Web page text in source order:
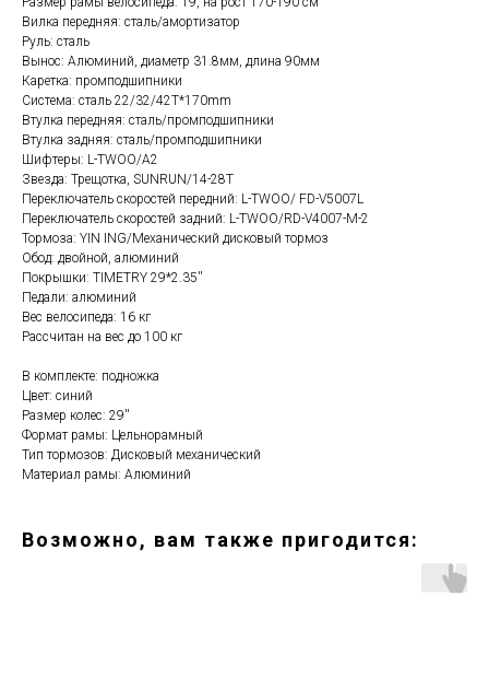
Вилка передняя: сталь/амортизатор
Руль: сталь
Вынос: Алюминий, диаметр 31.8мм, длина 90мм
Каретка: промподшипники
Система: сталь 22/32/42T*170mm
Втулка передняя: сталь/промподшипники
Втулка задняя: сталь/промподшипники
Шифтеры: L-TWOO/A2
Звезда: Трещотка, SUNRUN/14-28T
Переключатель скоростей передний: L-TWOO/ FD-V5007L
Переключатель скоростей задний: L-TWOO/RD-V4007-M-2
Тормоза: YIN ING/Механический дисковый тормоз
Обод: двойной, алюминий
Покрышки: TIMETRY 29*2.35''
Педали: алюминий
Вес велосипеда: 16 кг
Рассчитан на вес до 100 кг
В комплекте: подножка
Цвет: синий
Размер колес: 29''
Формат рамы: Цельнорамный
Тип тормозов: Дисковый механический
Материал рамы: Алюминий
Возможно, вам также пригодится: